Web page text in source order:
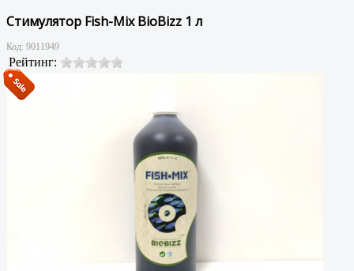
Стимулятор Fish-Mix BioBizz 1 л
Код: 9011949
Рейтинг: